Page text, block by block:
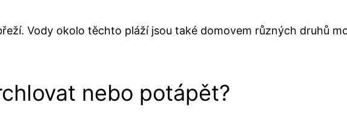
Vody okolo těchto pláží jsou také domovem různých druhů
nebo potápět?